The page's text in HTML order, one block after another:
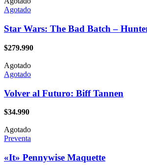
Agotado
Star Wars: The Bad Batch –
$279.990
Agotado
Agotado
Volver al Futuro: Biff Tannen
$34.990
Agotado
Preventa
«It» Pennywise Maquette